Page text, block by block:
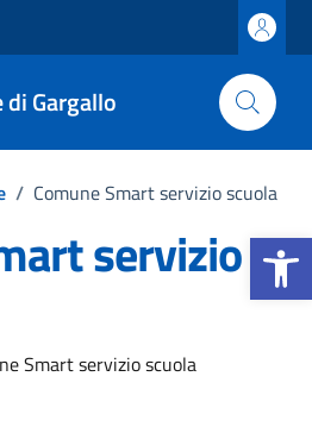
Apri la
di Gargallo
/ Comune Smart servizio scuola
servizio
notizia
Smart servizio scuola